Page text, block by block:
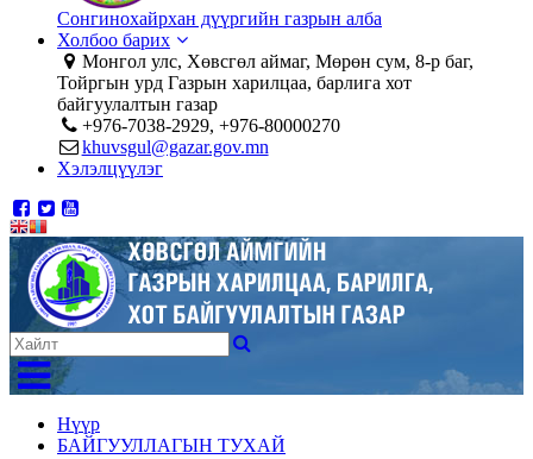
Сонгинохайрхан дүүргийн газрын алба
Холбоо барих
Монгол улс, Хөвсгөл аймаг, Мөрөн сум, 8-р баг,
Тойргын урд Газрын харилцаа, барлига хот
байгуулалтын газар
+976-7038-2929, +976-80000270
khuvsgul@gazar.gov.mn
Хэлэлцүүлэг
Нүүр
БАЙГУУЛЛАГЫН ТУХАЙ